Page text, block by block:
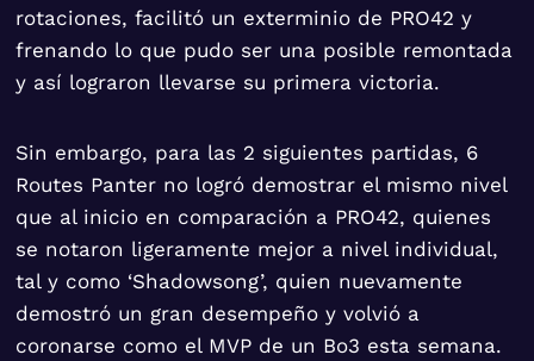
rotaciones, facilitó un exterminio de PRO42 y
frenando lo que pudo ser una posible remontada
y así lograron llevarse su primera victoria.
Sin embargo, para las 2 siguientes partidas, 6
Routes Panter no logró demostrar el mismo nivel
que al inicio en comparación a PRO42, quienes
se notaron ligeramente mejor a nivel individual,
tal y como ‘Shadowsong’, quien nuevamente
demostró un gran desempeño y volvió a
coronarse como el MVP de un Bo3 esta semana.